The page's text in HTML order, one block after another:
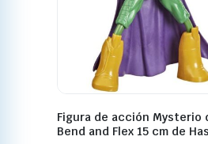
Figura de acción Mysterio
Bend and Flex 15 cm de